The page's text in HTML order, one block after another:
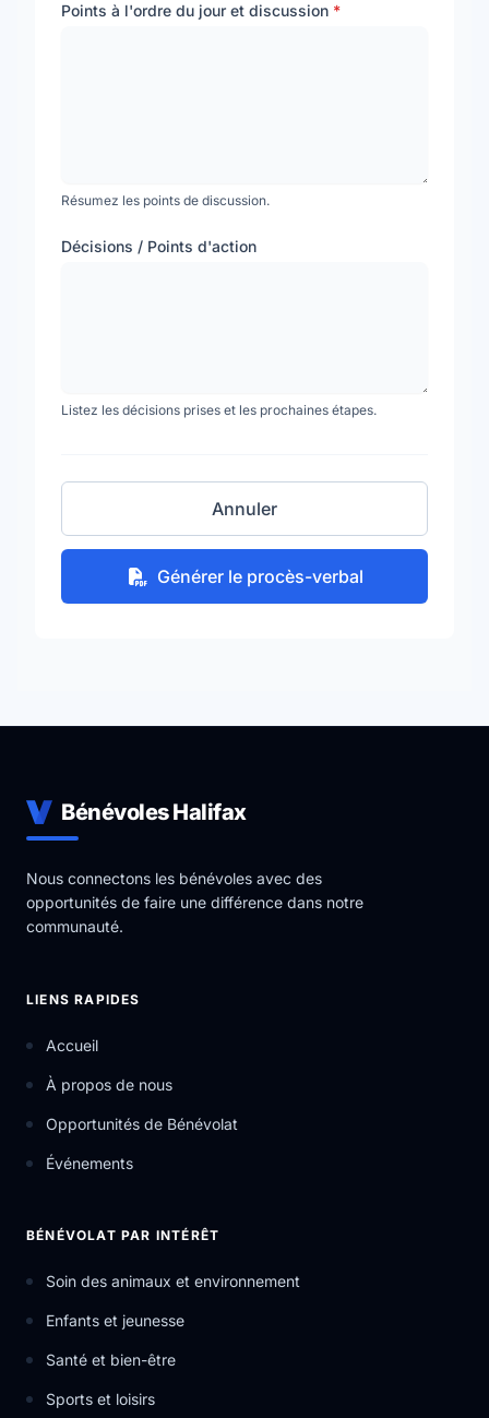
Points à l'ordre du jour et discussion *
Résumez les points de discussion.
Décisions / Points d'action
Listez les décisions prises et les prochaines étapes.
Annuler
Générer le procès-verbal
Bénévoles Halifax
Nous connectons les bénévoles avec des
opportunités de faire une différence dans notre
communauté.
LIENS RAPIDES
Accueil
À propos de nous
Opportunités de Bénévolat
Événements
BÉNÉVOLAT PAR INTÉRÊT
Soin des animaux et environnement
Enfants et jeunesse
Santé et bien-être
Sports et loisirs